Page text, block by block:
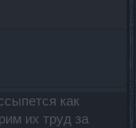
как
их труд за